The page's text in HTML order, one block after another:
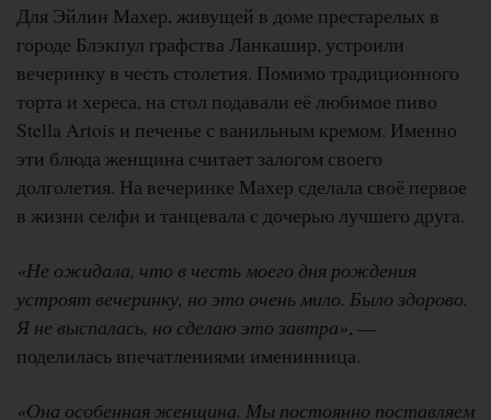
Для Эйлин Махер, живущей в доме престарелых в
городе Блэкпул графства Ланкашир, устроили
вечеринку в честь столетия. Помимо традиционного
торта и хереса, на стол подавали её любимое пиво
Stella Artois и печенье с ванильным кремом. Именно
эти блюда женщина считает залогом своего
долголетия. На вечеринке Махер сделала своё первое
в жизни селфи и танцевала с дочерью лучшего друга.
«Не ожидала, что в честь моего дня рождения
устроят вечеринку, но это очень мило. Было здорово.
Я не выспалась, но сделаю это завтра», —
поделилась впечатлениями именинница.
«Она особенная женщина. Мы постоянно поставляем